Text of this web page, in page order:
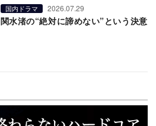
国内ドラマ 2026.07.29
関水渚の“絶対に諦めない”という決意